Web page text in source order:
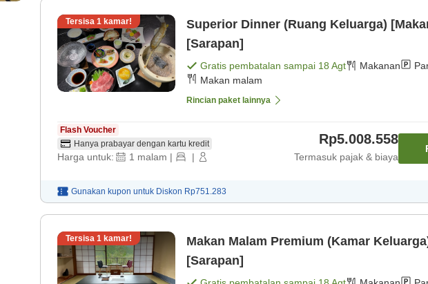
Tersisa 1 kamar!
Superior Dinner (Ruang Keluarga)
[Sarapan]
Gratis pembatalan sampai 18 Agt Makanan
Makan malam
Rincian paket lainnya
Flash Voucher
Hanya prabayar dengan kartu kredit
Harga untuk: 1 malam | |
Rp5.008.558
Termasuk pajak & biaya
Gunakan kupon untuk Diskon Rp751.283
Tersisa 1 kamar!
Makan Malam Premium (Kamar
[Sarapan]